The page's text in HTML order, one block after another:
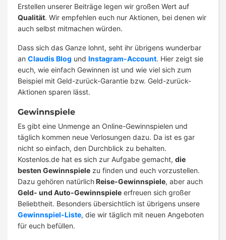
Erstellen unserer Beiträge legen wir großen Wert auf
Qualität. Wir empfehlen euch nur Aktionen, bei denen wir
auch selbst mitmachen würden.
Dass sich das Ganze lohnt, seht ihr übrigens wunderbar
an Claudis Blog und Instagram-Account. Hier zeigt sie
euch, wie einfach Gewinnen ist und wie viel sich zum
Beispiel mit Geld-zurück-Garantie bzw. Geld-zurück-
Aktionen sparen lässt.
Gewinnspiele
Es gibt eine Unmenge an Online-Gewinnspielen und
täglich kommen neue Verlosungen dazu. Da ist es gar
nicht so einfach, den Durchblick zu behalten.
Kostenlos.de hat es sich zur Aufgabe gemacht, die
besten Gewinnspiele zu finden und euch vorzustellen.
Dazu gehören natürlichReise-Gewinnspiele, aber auch
Geld- und Auto-Gewinnspiele erfreuen sich großer
Beliebtheit. Besonders übersichtlich ist übrigens unsere
Gewinnspiel-Liste, die wir täglich mit neuen Angeboten
für euch befüllen.